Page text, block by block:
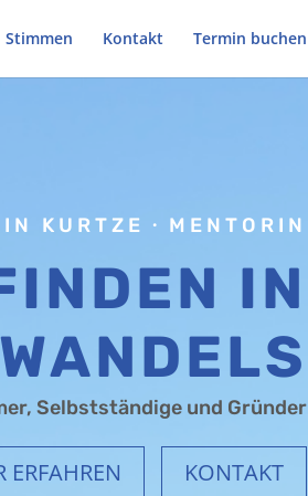
Stimmen Kontakt Termin buchen
KURTZE・MENTORIN
IN
Selbstständige und Gründer
ERFAHREN KONTAKT